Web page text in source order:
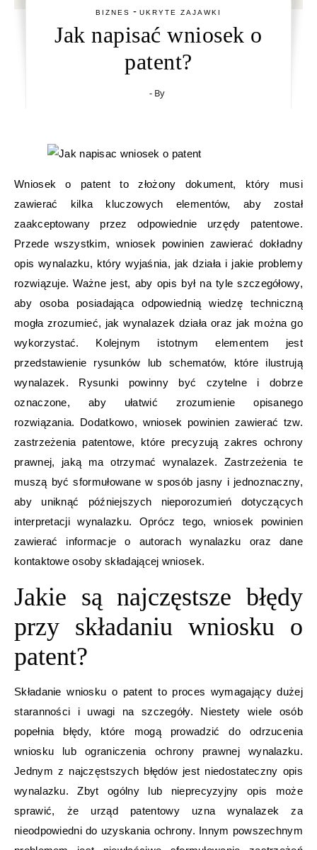
BIZNES - UKRYTE ZAJAWKI
Jak napisać wniosek o
patent?
- By
Wniosek o patent to złożony dokument, który musi
zawierać kilka kluczowych elementów, aby został
zaakceptowany przez odpowiednie urzędy patentowe.
Przede wszystkim, wniosek powinien zawierać dokładny
opis wynalazku, który wyjaśnia, jak działa i jakie problemy
rozwiązuje. Ważne jest, aby opis był na tyle szczegółowy,
aby osoba posiadająca odpowiednią wiedzę techniczną
mogła zrozumieć, jak wynalazek działa oraz jak można go
wykorzystać. Kolejnym istotnym elementem jest
przedstawienie rysunków lub schematów, które ilustrują
wynalazek. Rysunki powinny być czytelne i dobrze
oznaczone, aby ułatwić zrozumienie opisanego
rozwiązania. Dodatkowo, wniosek powinien zawierać tzw.
zastrzeżenia patentowe, które precyzują zakres ochrony
prawnej, jaką ma otrzymać wynalazek. Zastrzeżenia te
muszą być sformułowane w sposób jasny i jednoznaczny,
aby uniknąć późniejszych nieporozumień dotyczących
interpretacji wynalazku. Oprócz tego, wniosek powinien
zawierać informacje o autorach wynalazku oraz dane
kontaktowe osoby składającej wniosek.
Jakie są najczęstsze błędy
przy składaniu wniosku o
patent?
Składanie wniosku o patent to proces wymagający dużej
staranności i uwagi na szczegóły. Niestety wiele osób
popełnia błędy, które mogą prowadzić do odrzucenia
wniosku lub ograniczenia ochrony prawnej wynalazku.
Jednym z najczęstszych błędów jest niedostateczny opis
wynalazku. Zbyt ogólny lub nieprecyzyjny opis może
sprawić, że urząd patentowy uzna wynalazek za
nieodpowiedni do uzyskania ochrony. Innym powszechnym